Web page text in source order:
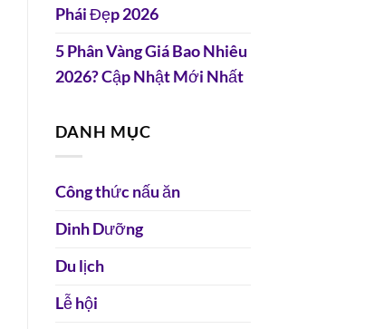
Phái Đẹp 2026
5 Phân Vàng Giá Bao Nhiêu
2026? Cập Nhật Mới Nhất
DANH MỤC
Công thức nấu ăn
Dinh Dưỡng
Du lịch
Lễ hội